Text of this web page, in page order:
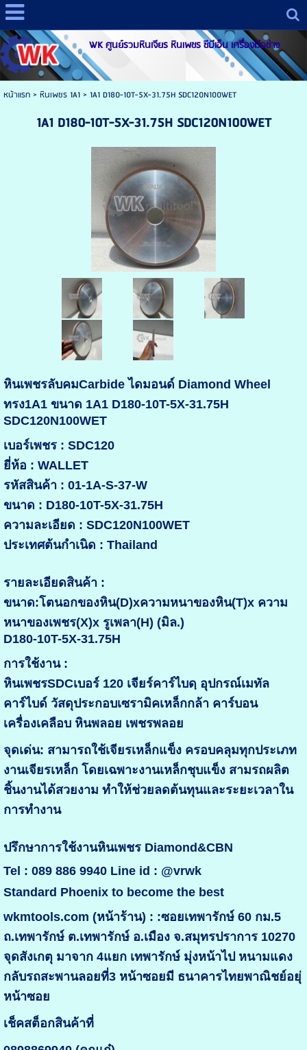
WK ศูนย์รวมหินเจียร หินเพชร ซีบีเอ็น เครื่องมือช่าง
หน้าแรก> หินเพชร 1A1> 1A1 D180-10T-5X-31.75H SDC120N100WET
1A1 D180-10T-5X-31.75H SDC120N100WET
หินเพชรลับคมCarbide ไดมอนด์ Diamond Wheel
ทรง1A1 ขนาด 1A1 D180-10T-5X-31.75H
SDC120N100WET
เบอร์เพชร : SDC120
ยี่ห้อ : WALLET
รหัสสินค้า : 01-1A-S-37-W
ขนาด : D180-10T-5X-31.75H
ความละเอียด : SDC120N100WET
ประเทศต้นกำเนิด : Thailand
รายละเอียดสินค้า :
ขนาด:โตนอกของหิน(D)xความหนาของหิน(T)x ความ
หนาของเพชร(X)x รูเพลา(H) (มิล.)
D180-10T-5X-31.75H
การใช้งาน :
หินเพชรSDCเบอร์ 120 เจียร์คาร์ไบดฺ อุปกรณ์เมทัล
คาร์ไบด์ วัสดุประกอบเซรามิคเหล็กกล้า คาร์บอน
เครื่องเคลือบ หินพลอย เพชรพลอย
จุดเด่น: สามารถใช้เจียรเหล็กแข็ง ครอบคลุมทุกประเภท
งานเจียรเหล็ก โดยเฉพาะงานเหล็กชุบแข็ง สามรถผลิต
ชิ้นงานได้สวยงาม ทำให้ช่วยลดต้นทุนและระยะเวลาใน
การทำงาน
ปรึกษาการใช้งานหินเพชร Diamond&CBN
Tel : 089 886 9940 Line id : @vrwk
Standard Phoenix to become the best
wkmtools.com (หน้าร้าน) : :ซอยเทพารักษ์ 60 กม.5
ถ.เทพารักษ์ ต.เทพารักษ์ อ.เมือง จ.สมุทรปราการ 10270
จุดสังเกตุ มาจาก 4แยก เทพารักษ์ มุ่งหน้าไป หนามแดง
กลับรถสะพานลอยที่3 หน้าซอยมี ธนาคารไทยพาณิชย์อยุ่
หน้าซอย
เช็คสต็อกสินค้าที่